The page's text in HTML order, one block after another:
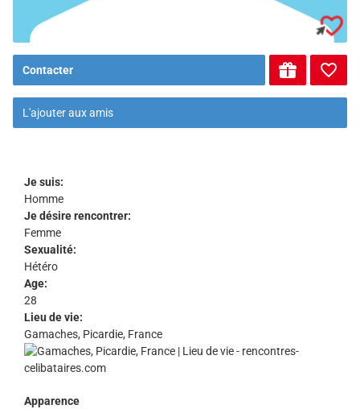
Contacter
L'ajouter aux amis
Je suis:
Homme
Je désire rencontrer:
Femme
Sexualité:
Hétéro
Age:
28
Lieu de vie:
Gamaches, Picardie, France
Apparence